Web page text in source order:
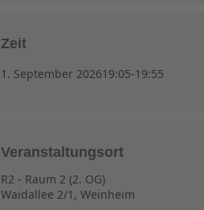
Zeit
1. September 202619:05-19:55
Veranstaltungsort
R2 - Raum 2 (2. OG)
Waidallee 2/1, Weinheim